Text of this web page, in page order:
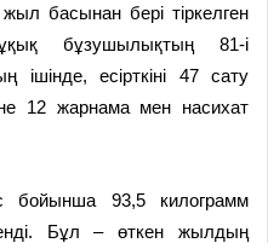
басынан бері тір­келген
бұ­зушылықтың 81-і
есірткіні 47 сату
12 жарнама мен насихат
бойынша 93,5 килограмм
Бұл – өткен жылдың